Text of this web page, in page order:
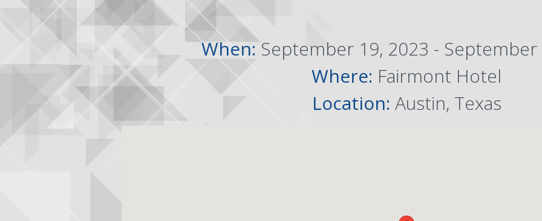
When:September 19, 2023 - September
Where: Fairmont Hotel
Location: Austin, Texas